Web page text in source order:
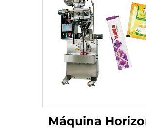
Máquina